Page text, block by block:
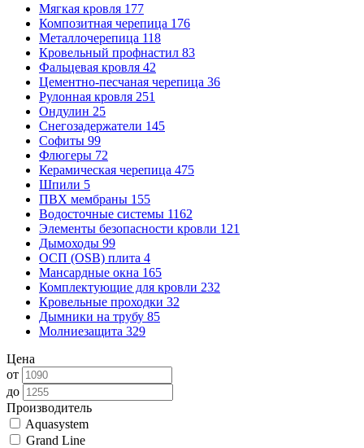
Мягкая кровля 177
Композитная черепица 176
Металлочерепица 118
Кровельный профнастил 83
Фальцевая кровля 42
Цементно-песчаная черепица 36
Рулонная кровля 251
Ондулин 25
Снегозадержатели 145
Софиты 99
Флюгеры 72
Керамическая черепица 475
Шпили 5
ПВХ мембраны 155
Водосточные системы 1162
Элементы безопасности кровли 121
Дымоходы 99
ОСП (OSB) плита 4
Мансардные окна 165
Комплектующие для кровли 232
Кровельные проходки 32
Дымники на трубу 85
Молниезащита 329
Цена
от
до
Производитель
Aquasystem
Grand Line